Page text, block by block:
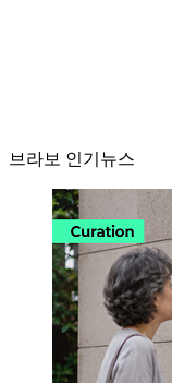
브라보 인기뉴스